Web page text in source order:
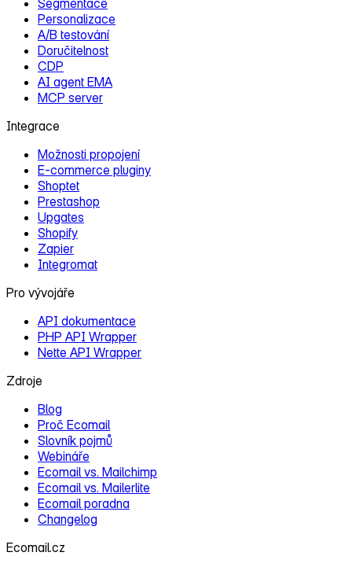
Segmentace
Personalizace
A/B testování
Doručitelnost
CDP
AI agent EMA
MCP server
Integrace
Možnosti propojení
E‑commerce pluginy
Shoptet
Prestashop
Upgates
Shopify
Zapier
Integromat
Pro vývojáře
API dokumentace
PHP API Wrapper
Nette API Wrapper
Zdroje
Blog
Proč Ecomail
Slovník pojmů
Webináře
Ecomail vs. Mailchimp
Ecomail vs. Mailerlite
Ecomail poradna
Changelog
Ecomail.cz